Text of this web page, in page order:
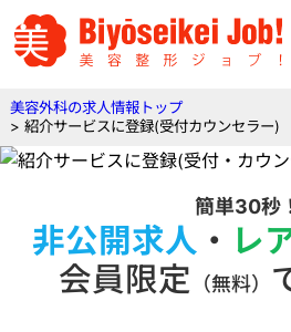
美容外科の求人情報トップ
> 紹介サービスに登録(受付カウンセラー)
簡単30秒
非公開求人 ・ レ
会員限定 （無料）